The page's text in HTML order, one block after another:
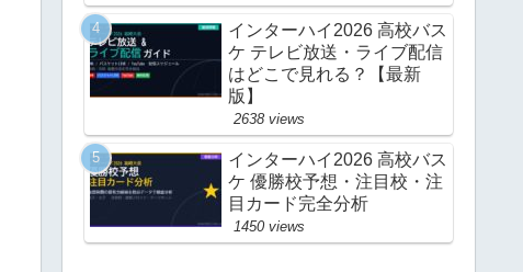
インターハイ2026 高校バス
ケ テレビ放送・ライブ配信
はどこで見れる？【最新
版】
2638 views
インターハイ2026 高校バス
ケ 優勝校予想・注目校・注
目カード完全分析
1450 views